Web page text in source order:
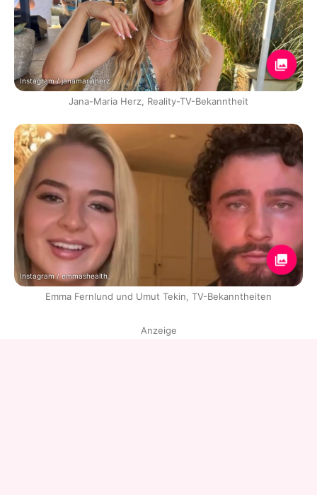
Instagram / janamariaherz
Jana-Maria Herz, Reality-TV-Bekanntheit
Instagram / emmashealth_
Emma Fernlund und Umut Tekin, TV-Bekanntheiten
Anzeige